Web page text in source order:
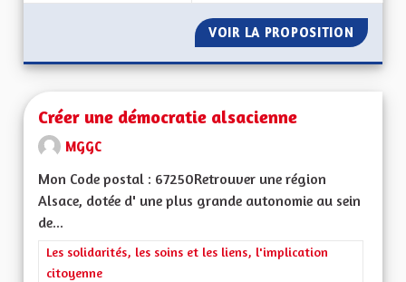
VOIR LA PROPOSITION VERS
Créer une démocratie alsacienne
MGGC
Mon Code postal : 67250Retrouver une région
Alsace, dotée d' une plus grande autonomie au sein
de...
Filtrer les résultats de la catégorie : Les solidarités, les soins
Les solidarités, les soins et les liens, l'implication
citoyenne